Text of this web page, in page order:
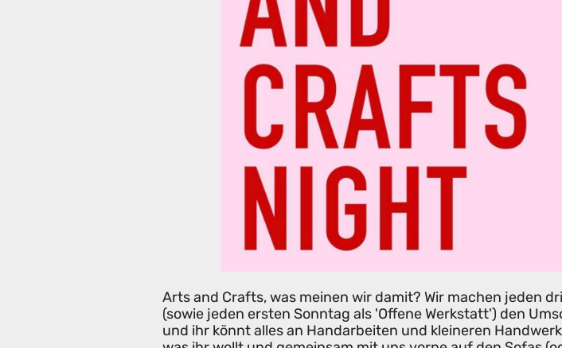
Arts and Crafts, was meinen wir damit? Wir machen jeden
(sowie jeden ersten Sonntag als 'Offene Werkstatt') den
und ihr könnt alles an Handarbeiten und kleineren